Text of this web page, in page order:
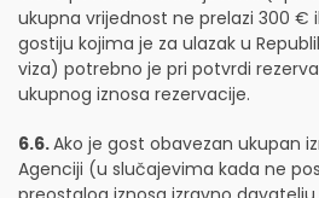
ukupna vrijednost ne prelazi 300 €
gostiju kojima je za ulazak u
viza) potrebno je pri potvrdi
ukupnog iznosa rezervacije.
6.6.Ako je gost obavezan ukupan
Agenciji (u slučajevima kada ne